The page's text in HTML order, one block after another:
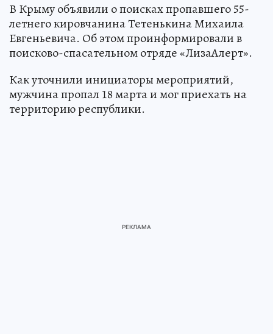
В Крыму объявили о поисках пропавшего 55-
летнего кировчанина Тетенькина Михаила
Евгеньевича. Об этом проинформировали в
поисково-спасательном отряде «ЛизаАлерт».
Как уточнили инициаторы мероприятий,
мужчина пропал 18 марта и мог приехать на
территорию республики.